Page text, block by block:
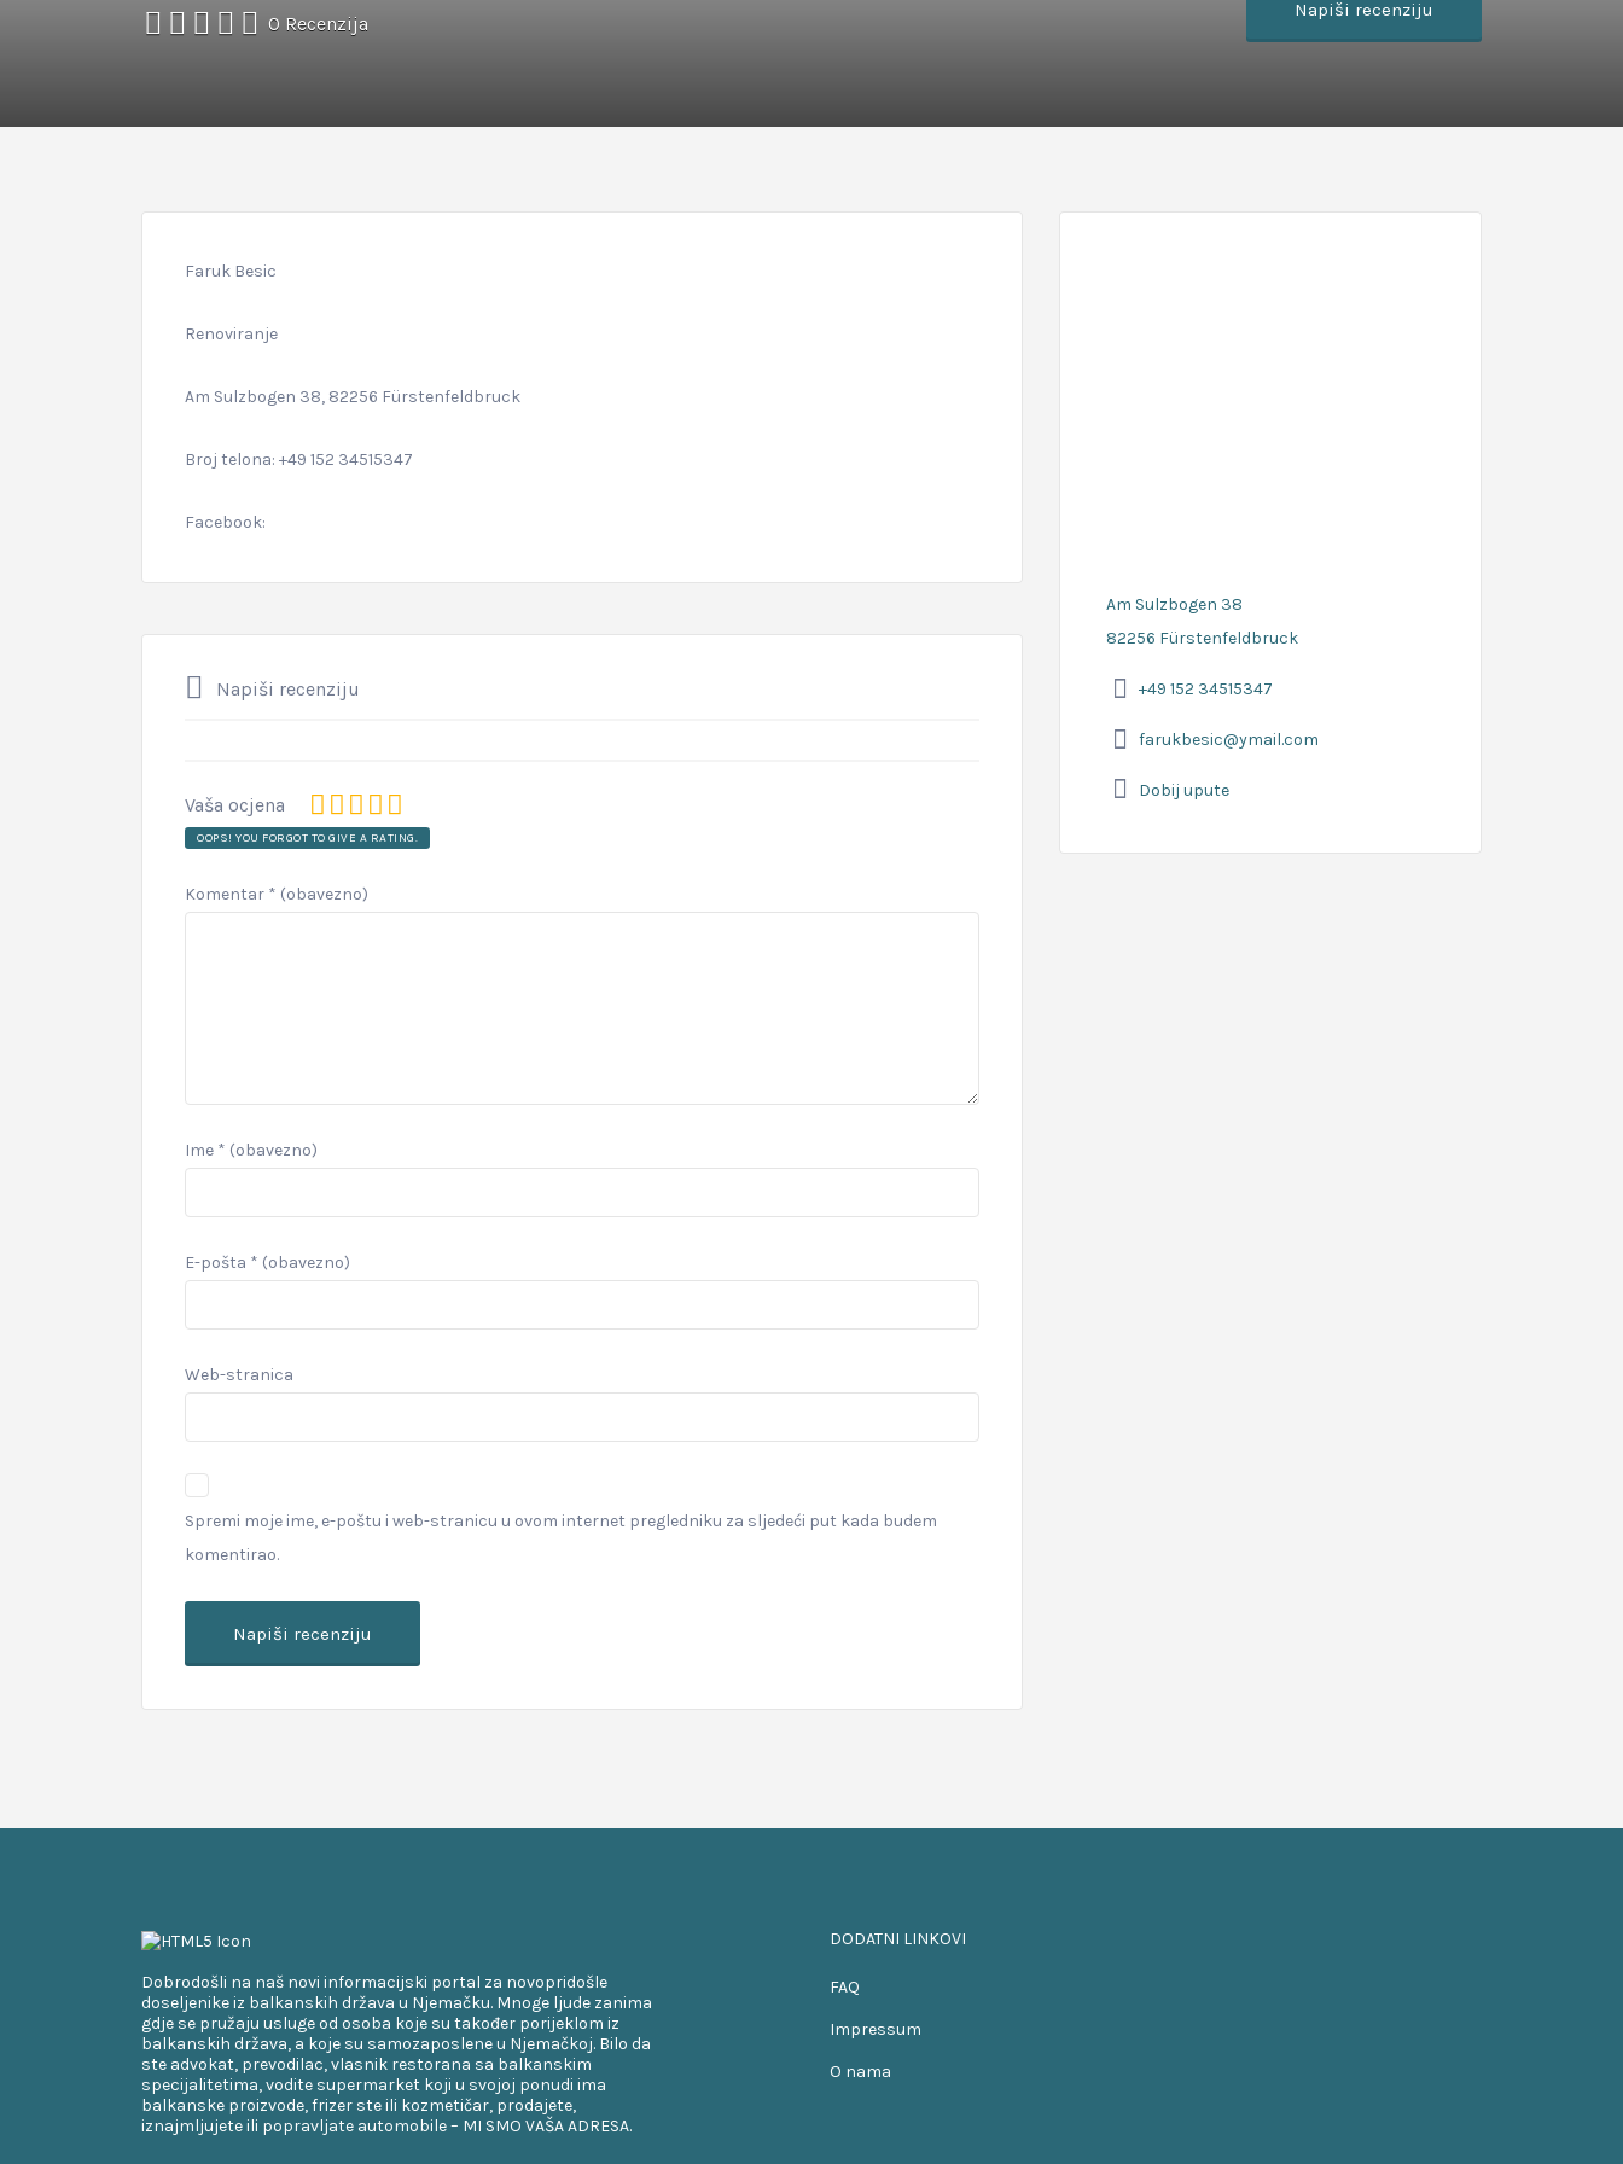
0 Recenzija
Napiši recenziju
Faruk Besic
Renoviranje
Am Sulzbogen 38, 82256 Fürstenfeldbruck
Broj telona: +49 152 34515347
Facebook:
Napiši recenziju
Vaša ocjena
OOPS! YOU FORGOT TO GIVE A RATING.
Komentar * (obavezno)
Ime * (obavezno)
E-pošta * (obavezno)
Web-stranica
Spremi moje ime, e-poštu i web-stranicu u ovom internet pregledniku za sljedeći put kada budem
komentirao.
Am Sulzbogen 38
82256 Fürstenfeldbruck
+49 152 34515347
farukbesic@ymail.com
Dobij upute
Dobrodošli na naš novi informacijski portal za novopridošle
doseljenike iz balkanskih država u Njemačku. Mnoge ljude zanima
gdje se pružaju usluge od osoba koje su također porijeklom iz
balkanskih država, a koje su samozaposlene u Njemačkoj. Bilo da
ste advokat, prevodilac, vlasnik restorana sa balkanskim
specijalitetima, vodite supermarket koji u svojoj ponudi ima
balkanske proizvode, frizer ste ili kozmetičar, prodajete,
iznajmljujete ili popravljate automobile – MI SMO VAŠA ADRESA.
DODATNI LINKOVI
FAQ
Impressum
O nama